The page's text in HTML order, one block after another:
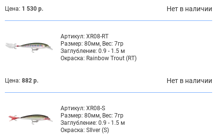
Цена: 1 530 р. Нет в наличии
Артикул: XR08-RT
Размер: 80мм, Вес: 7гр
Заглубление: 0.9 - 1.5 м
Окраска: Rainbow Trout (RT)
Цена: 882 р. Нет в наличии
Артикул: XR08-S
Размер: 80мм, Вес: 7гр
Заглубление: 0.9 - 1.5 м
Окраска: SIlver (S)